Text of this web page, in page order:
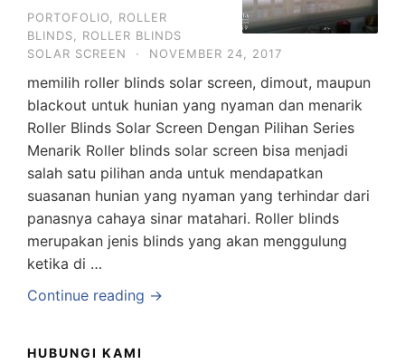
PORTOFOLIO
ROLLER
BLINDS
ROLLER BLINDS
SOLAR SCREEN
· NOVEMBER 24, 2017
memilih roller blinds solar screen, dimout, maupun
blackout untuk hunian yang nyaman dan menarik
Roller Blinds Solar Screen Dengan Pilihan Series
Menarik Roller blinds solar screen bisa menjadi
salah satu pilihan anda untuk mendapatkan
suasanan hunian yang nyaman yang terhindar dari
panasnya cahaya sinar matahari. Roller blinds
merupakan jenis blinds yang akan menggulung
ketika di …
Continue reading →
HUBUNGI KAMI